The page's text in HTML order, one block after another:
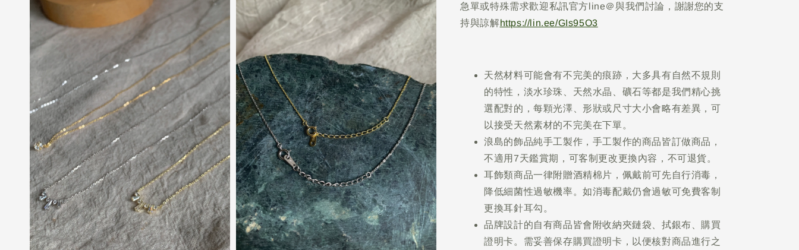
急單或特殊需求歡迎私訊官方line＠與我們討論，謝謝您的支
持與諒解https://lin.ee/GIs95O3
天然材料可能會有不完美的痕跡，大多具有自然不規則
的特性，淡水珍珠、天然水晶、礦石等都是我們精心挑
選配對的，每顆光澤、形狀或尺寸大小會略有差異，可
以接受天然素材的不完美在下單。
浪島的飾品純手工製作，手工製作的商品皆訂做商品，
不適用7天鑑賞期，可客制更改更換內容，不可退貨。
耳飾類商品一律附贈酒精棉片，佩戴前可先自行消毒，
降低細菌性過敏機率。如消毒配戴仍會過敏可免費客制
更換耳針耳勾。
品牌設計的自有商品皆會附收納夾鏈袋、拭銀布、購買
證明卡。需妥善保存購買證明卡，以便核對商品進行之